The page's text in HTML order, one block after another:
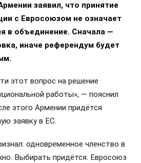
заявил, что принятие
с Евросоюзом не означает
в объединение. Сначала —
иначе референдум будет
этот вопрос на решение
работы», — пояснил
этого Армении придётся
заявку в ЕС.
одновременное членство в
Выбирать придётся. Евросоюз